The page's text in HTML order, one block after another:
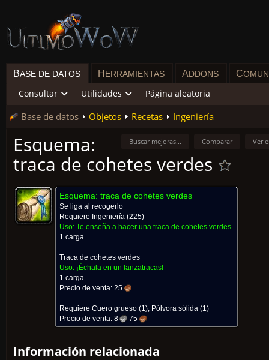
BASE DE DATOS H ERRAMIENTAS ADDONS C
Consultar Utilidades Página aleatoria
Base de datos Objetos Recetas Ingeniería
Ver
Comparar
Buscar mejoras...
Esquema:
traca de cohetes verdes
Esquema: traca de cohetes verdes
Se liga al recogerlo
Requiere Ingeniería (225)
Uso: Te enseña a hacer una traca de cohetes verdes.
1 carga
Traca de cohetes verdes
Uso: ¡Échala en un lanzatracas!
1 carga
Precio de venta: 25
Requiere Cuero grueso (1), Pólvora sólida (1)
Precio de venta: 8 75
Información relacionada